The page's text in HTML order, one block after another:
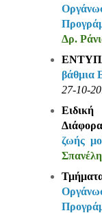
Δρ.
βάθμια
27-10-
ζωής
Σπανέλη